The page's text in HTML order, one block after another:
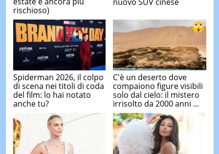
rischioso)
Spiderman 2026, il colpo
di scena nei titoli di coda
del film: lo hai notato
anche tu?
C'è un deserto dove
compaiono figure visibili
solo dal cielo: il mistero
irrisolto da 2000 anni ...